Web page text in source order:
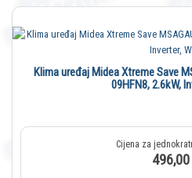
Klima uređaj Midea Xtreme Save
09HFN8, 2.6kW,